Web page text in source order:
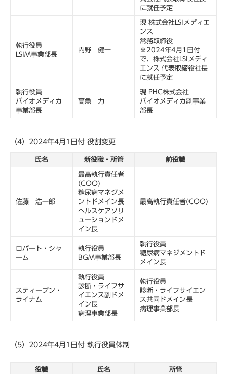
に就任予定
執行役員
LSIM事業部長
内野 健一
現 株式会社LSIメディエ
ンス
常務取締役
※2024年4月1日付
で、株式会社LSIメディ
エンス 代表取締役社長
に就任予定
執行役員
バイオメディカ
事業部長
高魚 力
現 PHC株式会社
バイオメディカ副事業
部長
（4）2024年4月1日付 役割変更
氏名 新役職・所管 前役職
佐藤 浩一郎
最高執行責任者
(COO)
糖尿病マネジメ
ントドメイン長
ヘルスケアソリ
ューションドメ
イン長
最高執行責任者(COO)
ロバート・シャ
ーム
執行役員
BGM事業部長
執行役員
糖尿病マネジメントド
メイン長
スティーブン・
ライナム
執行役員
診断・ライフサ
イエンス副ドメ
イン長
病理事業部長
執行役員
診断・ライフサイエン
ス共同ドメイン長
病理事業部長
（5）2024年4月1日付 執行役員体制
役職 氏名 所管